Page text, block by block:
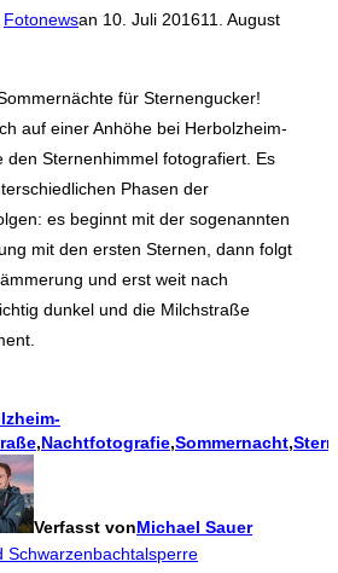
Fotonewsan Veröffentlicht
10. Juli 201611. August
für Sternengucker!
auf einer Anhöhe bei Herbolzheim-
den Sternenhimmel fotografiert. Es
Phasen der
es beginnt mit der sogenannten
mit den ersten Sternen, dann folgt
und erst weit nach
dunkel und die Milchstraße
,Nachtfotografie,Sommernacht,
Verfasst vonMichael Sauer
Schwarzenbachtalsperre